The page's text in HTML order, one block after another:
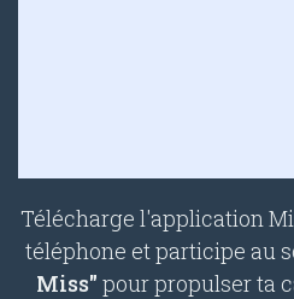
Télécharge l'application
téléphone et participe au
Miss" pour propulser ta